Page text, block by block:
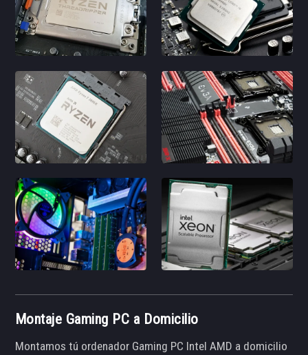
Montaje Gaming PC a Domicilio
Montamos tú ordenador Gaming PC Intel AMD a domicilio